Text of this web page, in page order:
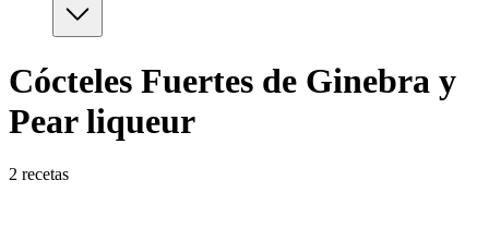
Cócteles Fuertes de Ginebra y
Pear liqueur
2 recetas